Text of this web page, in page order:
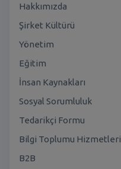
Hakkımızda
Şirket Kültürü
Yönetim
Eğitim
İnsan Kaynakları
Sosyal Sorumluluk
Tedarikçi Formu
Bilgi Toplumu Hizmetleri
B2B